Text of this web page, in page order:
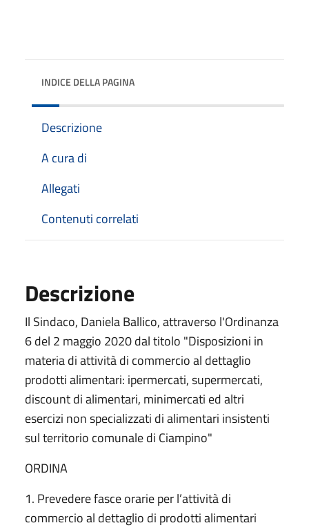
INDICE DELLA PAGINA
Descrizione
A cura di
Allegati
Contenuti correlati
Descrizione
Il Sindaco, Daniela Ballico, attraverso l'Ordinanza
6 del 2 maggio 2020 dal titolo "Disposizioni in
materia di attività di commercio al dettaglio
prodotti alimentari: ipermercati, supermercati,
discount di alimentari, minimercati ed altri
esercizi non specializzati di alimentari insistenti
sul territorio comunale di Ciampino"
ORDINA
1. Prevedere fasce orarie per l’attività di
commercio al dettaglio di prodotti alimentari